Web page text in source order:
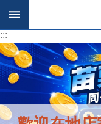
跳到主要內容區塊
:::
:::